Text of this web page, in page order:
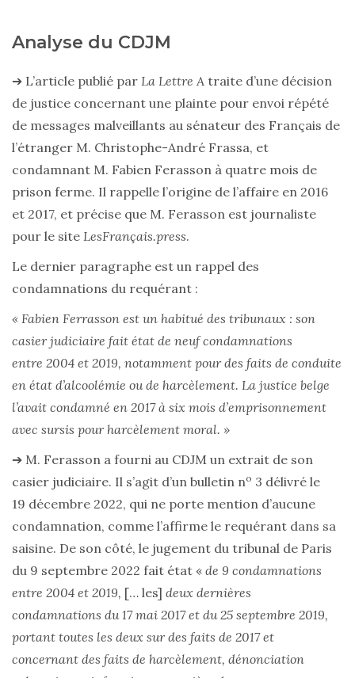
Analyse du CDJM
➔ L’article publié par La Lettre A traite d’une décision
de justice concernant une plainte pour envoi répété
de messages malveillants au sénateur des Français de
l’étranger M. Christophe-André Frassa, et
condamnant M. Fabien Ferasson à quatre mois de
prison ferme. Il rappelle l’origine de l’affaire en 2016
et 2017, et précise que M. Ferasson est journaliste
pour le site LesFrançais.press.
Le dernier paragraphe est un rappel des
condamnations du requérant :
« Fabien Ferrasson est un habitué des tribunaux : son
casier judiciaire fait état de neuf condamnations
entre 2004 et 2019, notamment pour des faits de conduite
en état d’alcoolémie ou de harcèlement. La justice belge
l’avait condamné en 2017 à six mois d’emprisonnement
avec sursis pour harcèlement moral. »
➔ M. Ferasson a fourni au CDJM un extrait de son
casier judiciaire. Il s’agit d’un bulletin no 3 délivré le
19 décembre 2022, qui ne porte mention d’aucune
condamnation, comme l’affirme le requérant dans sa
saisine. De son côté, le jugement du tribunal de Paris
du 9 septembre 2022 fait état « de 9 condamnations
entre 2004 et 2019, [… les] deux dernières
condamnations du 17 mai 2017 et du 25 septembre 2019,
portant toutes les deux sur des faits de 2017 et
concernant des faits de harcèlement, dénonciation